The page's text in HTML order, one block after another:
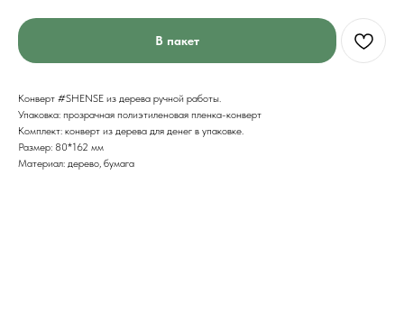
В пакет
Конверт #SHENSE из дерева ручной работы.
Упаковка: прозрачная полиэтиленовая пленка-конверт
Комплект: конверт из дерева для денег в упаковке.
Размер: 80*162 мм
Материал: дерево, бумага